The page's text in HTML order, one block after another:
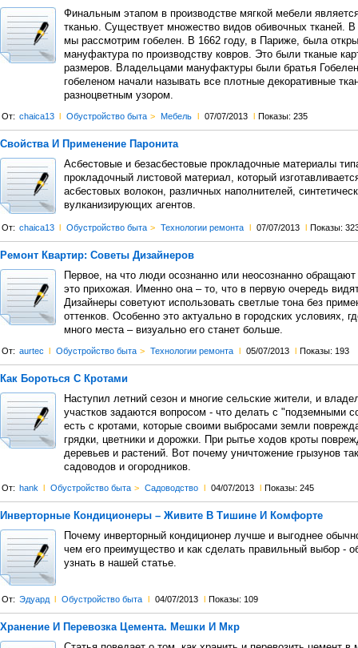
Финальным этапом в производстве мягкой мебели
тканью. Существует множество видов обивочных тканей. В
мы рассмотрим гобелен. В 1662 году, в Париже, была
мануфактура по производству ковров. Это были тканые
размеров. Владельцами мануфактуры были братья
гобеленом начали называть все плотные декоративные
разноцветным узором.
От: chaica13 l Обустройство быта > Мебель l 07/07/2013 l Показы: 235
Свойства И Применение Паронита
Асбестовые и безасбестовые прокладочные материалы
прокладочный листовой материал, который
асбестовых волокон, различных наполнителей,
вулканизирующих агентов.
От: chaica13 l Обустройство быта > Технологии ремонта l 07/07/2013 l Показы:
Ремонт Квартир: Советы Дизайнеров
Первое, на что люди осознанно или неосознанно
это прихожая. Именно она – то, что в первую очередь
Дизайнеры советуют использовать светлые тона без
оттенков. Особенно это актуально в городских условиях,
много места – визуально его станет больше.
От: aurtec l Обустройство быта > Технологии ремонта l 05/07/2013 l Показы: 193
Как Бороться С Кротами
Наступил летний сезон и многие сельские жители, и
участков задаются вопросом - что делать с "подземными
есть с кротами, которые своими выбросами земли
грядки, цветники и дорожки. При рытье ходов кроты
деревьев и растений. Вот почему уничтожение грызунов
садоводов и огородников.
От: hank l Обустройство быта > Садоводство l 04/07/2013 l Показы: 245
Инверторные Кондиционеры – Живите В Тишине И Комфорте
Почему инверторный кондиционер лучше и выгоднее
чем его преимущество и как сделать правильный выбор -
узнать в нашей статье.
От: Эдуард l Обустройство быта l 04/07/2013 l Показы: 109
Хранение И Перевозка Цемента. Мешки И Мкр